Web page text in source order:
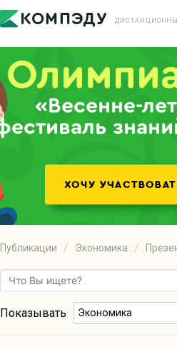
«Весенне-
Публикации Экономика
Показывать Экономика